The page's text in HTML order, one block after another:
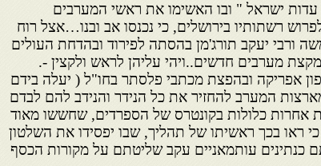
ישראל " ובו האשימו את ראשי המערבים
רשתותיו בירושלים, כי נכנסו אב ובנו…אצל רוח
ורבי יעקב תורג'מן בהסתה לפירוד ובהדחת העולים
מערבים חדשים..ויהי עליהן לראש ולקצין -.
אפריקה ובהפצת מכתבי פלסתר בחו"ל ( יעלה בידם
המערב להחזיר את כל הנידר והנידב להם לבדם
כלולות בקונטרס של הספרדים, שחששו מאוד
ראו בכך ראשיתו של תהליך, שבו יפסידו את השלטון
כנתינים עותמאניים עקב שליטתם על מקורות הכסף